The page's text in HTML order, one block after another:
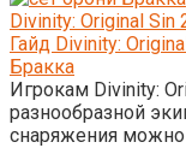
Divinity: Original Sin
Гайд Divinity:
Бракка
Игрокам Divinity:
разнообразной
снаряжения можно